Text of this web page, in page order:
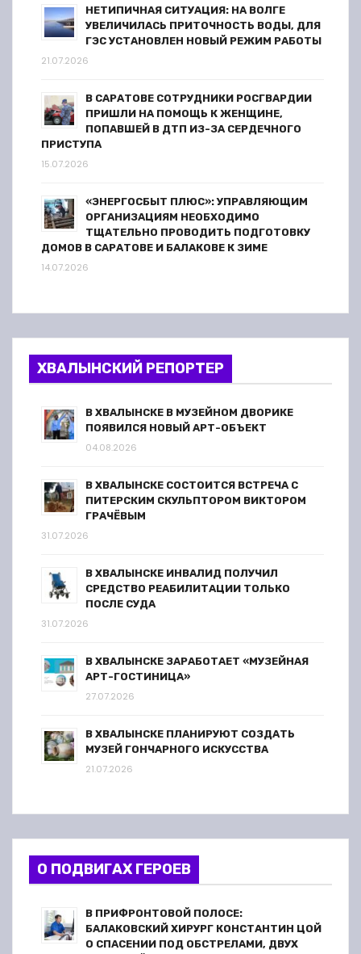
НЕТИПИЧНАЯ СИТУАЦИЯ: НА ВОЛГЕ
УВЕЛИЧИЛАСЬ ПРИТОЧНОСТЬ ВОДЫ, ДЛЯ
ГЭС УСТАНОВЛЕН НОВЫЙ РЕЖИМ РАБОТЫ
21.07.2026
В САРАТОВЕ СОТРУДНИКИ РОСГВАРДИИ
ПРИШЛИ НА ПОМОЩЬ К ЖЕНЩИНЕ,
ПОПАВШЕЙ В ДТП ИЗ-ЗА СЕРДЕЧНОГО
ПРИСТУПА
15.07.2026
«ЭНЕРГОСБЫТ ПЛЮС»: УПРАВЛЯЮЩИМ
ОРГАНИЗАЦИЯМ НЕОБХОДИМО
ТЩАТЕЛЬНО ПРОВОДИТЬ ПОДГОТОВКУ
ДОМОВ В САРАТОВЕ И БАЛАКОВЕ К ЗИМЕ
14.07.2026
ХВАЛЫНСКИЙ РЕПОРТЕР
В ХВАЛЫНСКЕ В МУЗЕЙНОМ ДВОРИКЕ
ПОЯВИЛСЯ НОВЫЙ АРТ-ОБЪЕКТ
04.08.2026
В ХВАЛЫНСКЕ СОСТОИТСЯ ВСТРЕЧА С
ПИТЕРСКИМ СКУЛЬПТОРОМ ВИКТОРОМ
ГРАЧЁВЫМ
31.07.2026
В ХВАЛЫНСКЕ ИНВАЛИД ПОЛУЧИЛ
СРЕДСТВО РЕАБИЛИТАЦИИ ТОЛЬКО
ПОСЛЕ СУДА
31.07.2026
В ХВАЛЫНСКЕ ЗАРАБОТАЕТ «МУЗЕЙНАЯ
АРТ-ГОСТИНИЦА»
27.07.2026
В ХВАЛЫНСКЕ ПЛАНИРУЮТ СОЗДАТЬ
МУЗЕЙ ГОНЧАРНОГО ИСКУССТВА
21.07.2026
О ПОДВИГАХ ГЕРОЕВ
В ПРИФРОНТОВОЙ ПОЛОСЕ:
БАЛАКОВСКИЙ ХИРУРГ КОНСТАНТИН ЦОЙ
О СПАСЕНИИ ПОД ОБСТРЕЛАМИ, ДВУХ